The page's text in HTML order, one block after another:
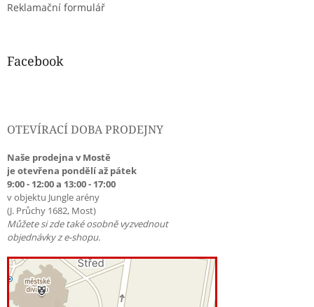
Reklamační formulář
Facebook
OTEVÍRACÍ DOBA PRODEJNY
Naše prodejna v Mostě
je otevřena pondělí až pátek
9:00 - 12:00 a 13:00 - 17:00
v objektu Jungle arény
(J. Průchy 1682, Most)
Můžete si zde také osobně vyzvednout
objednávky z e-shopu.